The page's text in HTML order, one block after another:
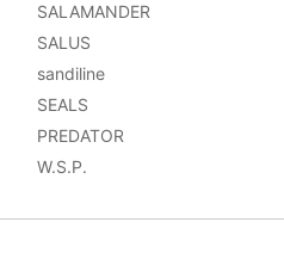
SALAMANDER
SALUS
sandiline
SEALS
PREDATOR
W.S.P.